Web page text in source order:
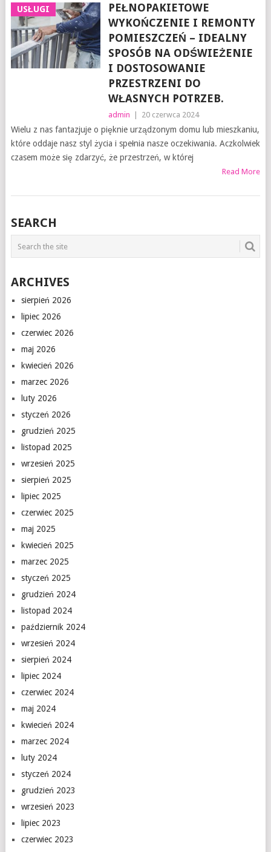
USŁUGI
PEŁNOPAKIETOWE
WYKOŃCZENIE I REMONTY
POMIESZCZEŃ – IDEALNY
SPOSÓB NA ODŚWIEŻENIE
I DOSTOSOWANIE
PRZESTRZENI DO
WŁASNYCH POTRZEB.
admin 20 czerwca 2024
Wielu z nas fantazjuje o pięknie urządzonym domu lub mieszkaniu,
które oddaje nasz styl życia i spełnia nasze oczekiwania. Aczkolwiek
czasem może się zdarzyć, że przestrzeń, w której
Read More
SEARCH
ARCHIVES
sierpień 2026
lipiec 2026
czerwiec 2026
maj 2026
kwiecień 2026
marzec 2026
luty 2026
styczeń 2026
grudzień 2025
listopad 2025
wrzesień 2025
sierpień 2025
lipiec 2025
czerwiec 2025
maj 2025
kwiecień 2025
marzec 2025
styczeń 2025
grudzień 2024
listopad 2024
październik 2024
wrzesień 2024
sierpień 2024
lipiec 2024
czerwiec 2024
maj 2024
kwiecień 2024
marzec 2024
luty 2024
styczeń 2024
grudzień 2023
wrzesień 2023
lipiec 2023
czerwiec 2023